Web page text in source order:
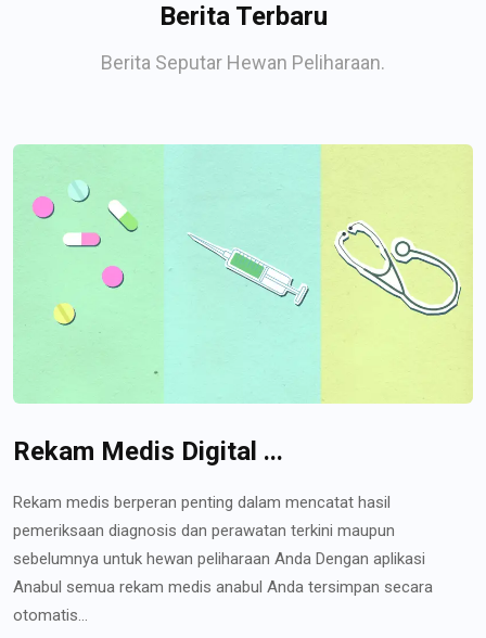
Berita Terbaru
Berita Seputar Hewan Peliharaan.
Rekam Medis Digital ...
Rekam medis berperan penting dalam mencatat hasil
pemeriksaan diagnosis dan perawatan terkini maupun
sebelumnya untuk hewan peliharaan Anda Dengan aplikasi
Anabul semua rekam medis anabul Anda tersimpan secara
otomatis...